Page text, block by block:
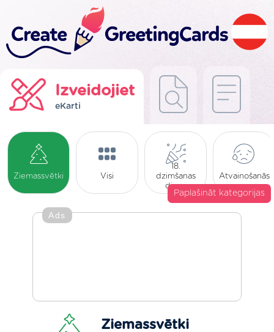
Izveidojiet
eKarti
Ziemassvētki Visi
18.
dzimšanas
diena
Atvainošanās
Paplašināt kategorijas
Ads
Ziemassvētki